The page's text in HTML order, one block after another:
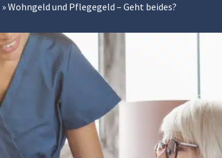
»Wohngeld und Pflegegeld – Geht beides?